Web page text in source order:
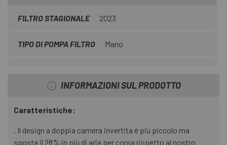
FILTRO STAGIONALE 2023
TIPO DI POMPA FILTRO Mano
INFORMAZIONI SUL PRODOTTO
Caratteristiche:
. Il design a doppia camera invertita è più piccolo ma
sposta il 28% in più di aria per corsa rispetto al nostro